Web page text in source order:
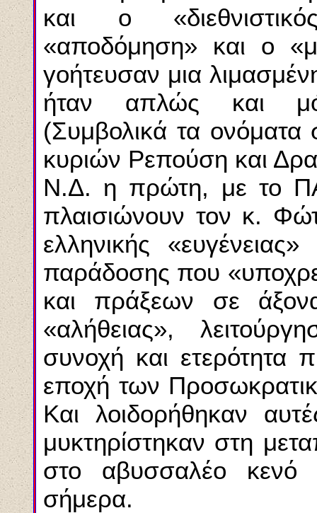
και ο
«αποδόμηση» και ο
γοήτευσαν μια
ήταν απλώς και
(Συμβολικά τα ονόματα
κυριών Pεπούση και
N.Δ. η πρώτη, με το
πλαισιώνουν τον κ.
ελληνικής
παράδοσης που
και πράξεων σε
«αλήθειας»,
συνοχή και ετερότητα
εποχή των
Kαι λοιδορήθηκαν
μυκτηρίστηκαν στη
στο αβυσσαλέο κενό
σήμερα.